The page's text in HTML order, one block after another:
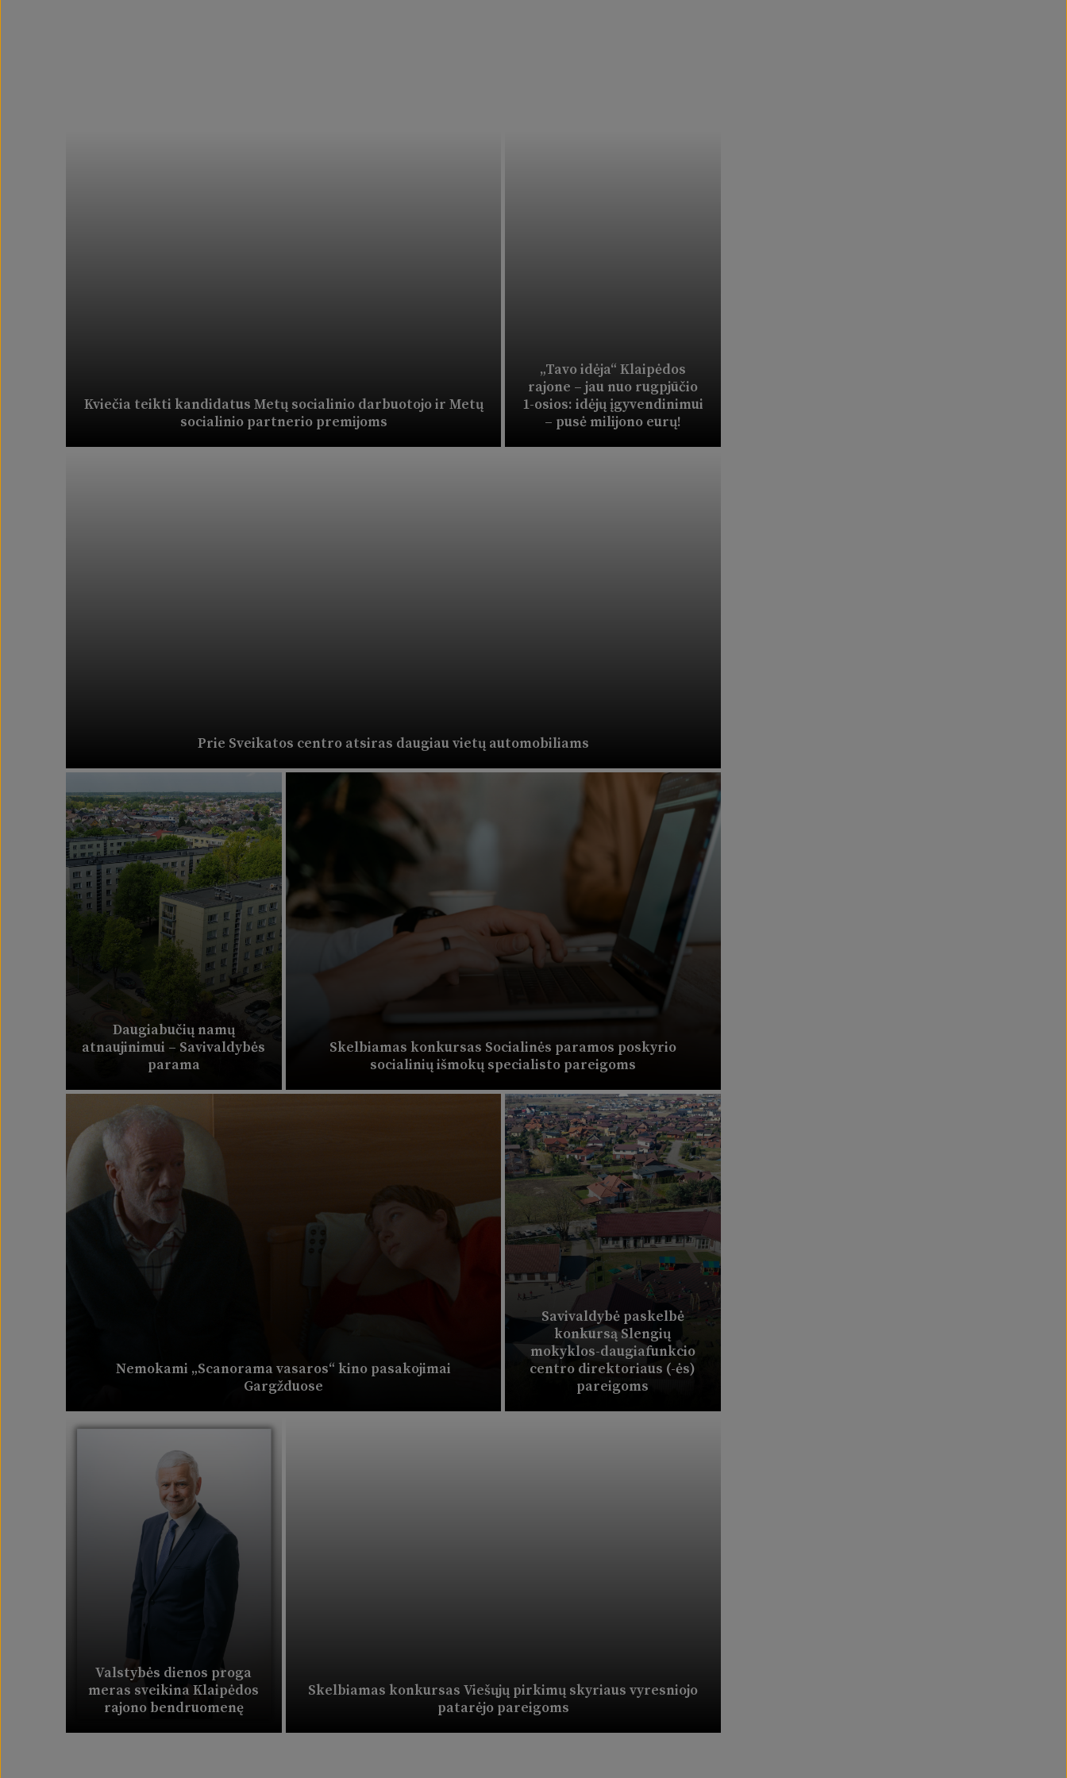
Kviečia teikti kandidatus Metų socialinio darbuotojo ir Metų
socialinio partnerio premijoms
„Tavo idėja“ Klaipėdos
rajone – jau nuo rugpjūčio
1-osios: idėjų įgyvendinimui
– pusė milijono eurų!
Prie Sveikatos centro atsiras daugiau vietų automobiliams
Daugiabučių namų
atnaujinimui – Savivaldybės
parama
Skelbiamas konkursas Socialinės paramos poskyrio
socialinių išmokų specialisto pareigoms
Nemokami „Scanorama vasaros“ kino pasakojimai
Gargžduose
Savivaldybė paskelbė
konkursą Slengių
mokyklos-daugiafunkcio
centro direktoriaus (-ės)
pareigoms
Valstybės dienos proga
meras sveikina Klaipėdos
rajono bendruomenę
Skelbiamas konkursas Viešųjų pirkimų skyriaus vyresniojo
patarėjo pareigoms